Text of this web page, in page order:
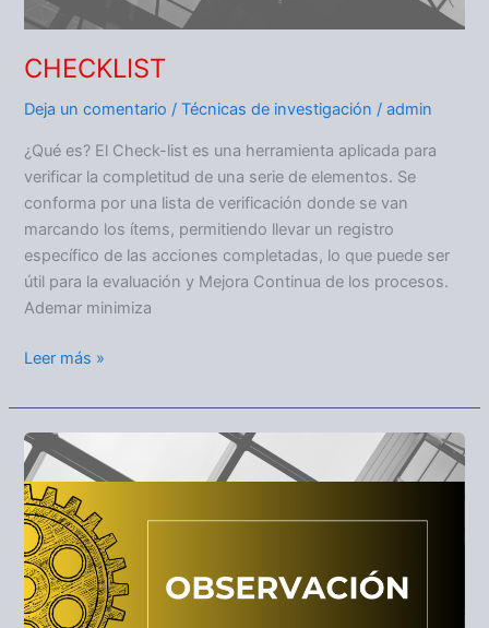
CHECKLIST
Deja un comentario /Técnicas de investigación /admin
¿Qué es? El Check-list es una herramienta aplicada para
verificar la completitud de una serie de elementos. Se
conforma por una lista de verificación donde se van
marcando los ítems, permitiendo llevar un registro
específico de las acciones completadas, lo que puede ser
útil para la evaluación y Mejora Continua de los procesos.
Ademar minimiza
Leer más »
OBSERVACIÓN